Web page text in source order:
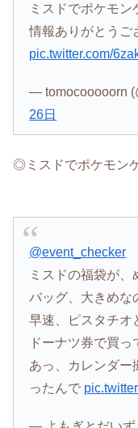
ミスドでポケモン
情報ありがとうご
pic.twitter.com/
— tomocooooorn
26日
◎ミスドでポケモン
@event_checker
ミスドの福袋が
バッグ、大きめな
早速、ピスタチオ
ドーナツ券で買っ
あっ、カレンダ
ったんで